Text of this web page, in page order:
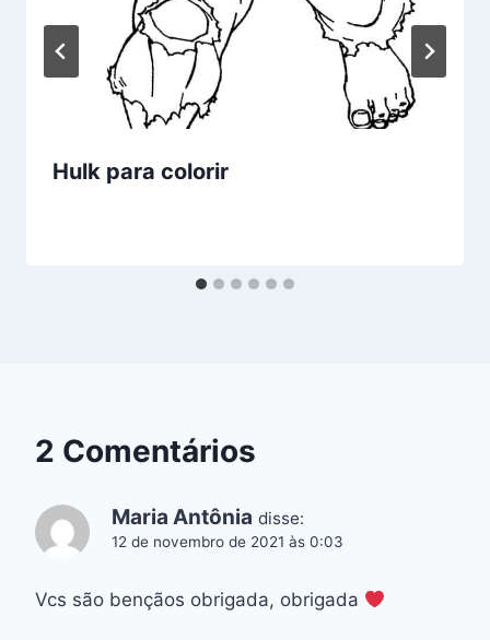
Hulk para colorir
2 Comentários
Maria Antônia disse:
12 de novembro de 2021 às 0:03
Vcs são bençãos obrigada, obrigada